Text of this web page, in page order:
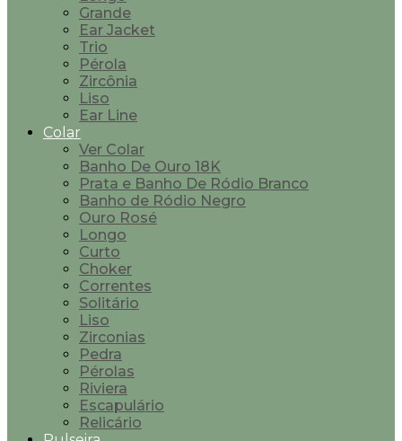
Grande
Ear Jacket
Trio
Pérola
Zircônia
Liso
Ear Line
Colar
Ver Colar
Banho De Ouro 18K
Prata e Banho De Ródio Branco
Banho de Ródio Negro
Ouro Rosé
Longo
Curto
Choker
Correntes
Solitário
Liso
Zirconias
Pedra
Pérolas
Riviera
Escapulário
Relicário